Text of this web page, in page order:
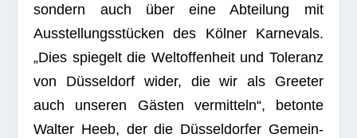
son­dern auch über eine Abtei­lung mit
Ausstellungsstücken des Kölner Kar­ne­vals.
„Dies spie­gelt die Welt­of­fen­heit und Tole­ranz
von Düsseldorf wider, die wir als Gree­ter
auch unse­ren Gästen ver­mit­teln“, betonte
Wal­ter Heeb, der die Düsseldorfer Gemein­